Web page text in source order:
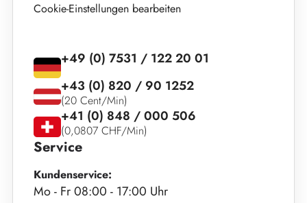
Cookie-Einstellungen bearbeiten
Service
Kundenservice:
Mo - Fr 08:00 - 17:00 Uhr
+49 (0) 7531 / 122 20 01
+43 (0) 820 / 90 1252
(20 Cent/Min)
+41 (0) 848 / 000 506
(0,0807 CHF/Min)